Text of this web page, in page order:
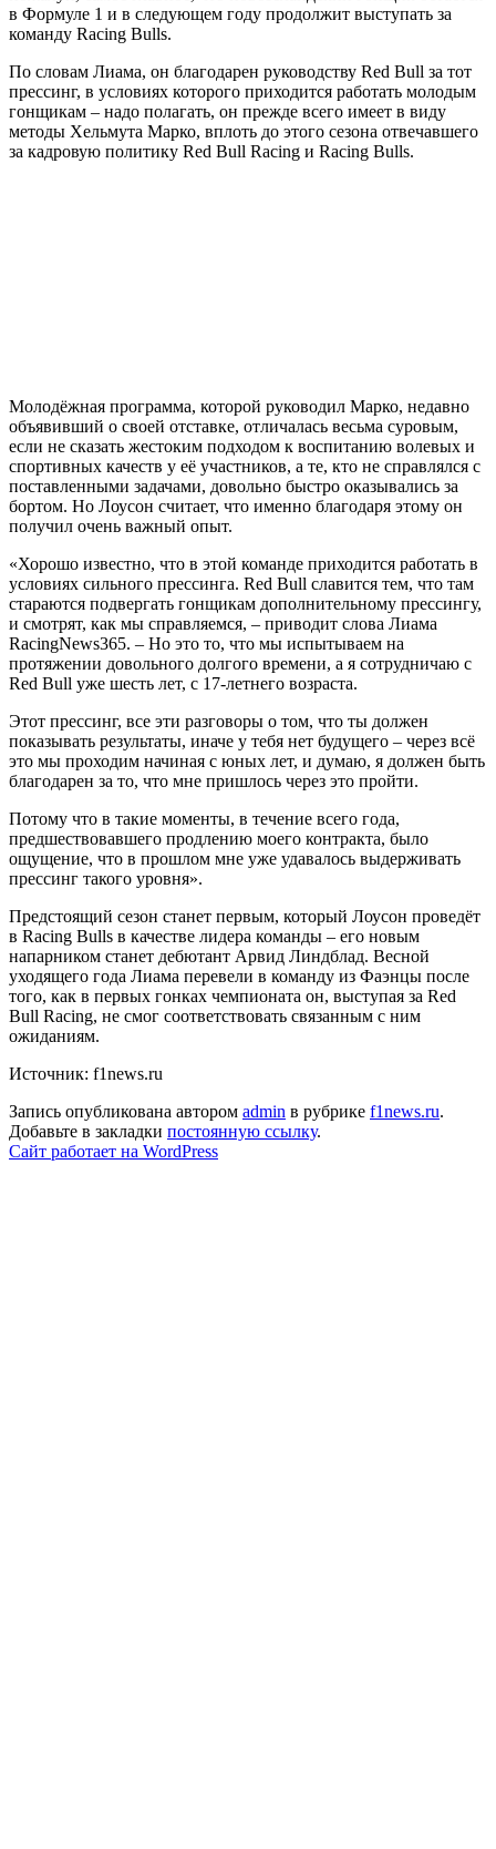
в Формуле 1 и в следующем году продолжит выступать за
команду Racing Bulls.
По словам Лиама, он благодарен руководству Red Bull за тот
прессинг, в условиях которого приходится работать молодым
гонщикам – надо полагать, он прежде всего имеет в виду
методы Хельмута Марко, вплоть до этого сезона отвечавшего
за кадровую политику Red Bull Racing и Racing Bulls.
Молодёжная программа, которой руководил Марко, недавно
объявивший о своей отставке, отличалась весьма суровым,
если не сказать жестоким подходом к воспитанию волевых и
спортивных качеств у её участников, а те, кто не справлялся с
поставленными задачами, довольно быстро оказывались за
бортом. Но Лоусон считает, что именно благодаря этому он
получил очень важный опыт.
«Хорошо известно, что в этой команде приходится работать в
условиях сильного прессинга. Red Bull славится тем, что там
стараются подвергать гонщикам дополнительному прессингу,
и смотрят, как мы справляемся, – приводит слова Лиама
RacingNews365. – Но это то, что мы испытываем на
протяжении довольного долгого времени, а я сотрудничаю с
Red Bull уже шесть лет, с 17-летнего возраста.
Этот прессинг, все эти разговоры о том, что ты должен
показывать результаты, иначе у тебя нет будущего – через всё
это мы проходим начиная с юных лет, и думаю, я должен быть
благодарен за то, что мне пришлось через это пройти.
Потому что в такие моменты, в течение всего года,
предшествовавшего продлению моего контракта, было
ощущение, что в прошлом мне уже удавалось выдерживать
прессинг такого уровня».
Предстоящий сезон станет первым, который Лоусон проведёт
в Racing Bulls в качестве лидера команды – его новым
напарником станет дебютант Арвид Линдблад. Весной
уходящего года Лиама перевели в команду из Фаэнцы после
того, как в первых гонках чемпионата он, выступая за Red
Bull Racing, не смог соответствовать связанным с ним
ожиданиям.
Источник: f1news.ru
Запись опубликована автором admin в рубрике f1news.ru.
Добавьте в закладки постоянную ссылку.
Сайт работает на WordPress